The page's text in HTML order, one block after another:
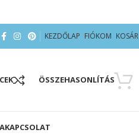
KEZDŐLAP FIÓKOM KOSÁR
ÖSSZEHASONLÍTÁS
KAPCSOLAT